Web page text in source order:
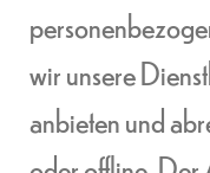
wir unsere
anbieten und